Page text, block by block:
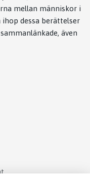
mellan människor i
ihop dessa berättelser
även